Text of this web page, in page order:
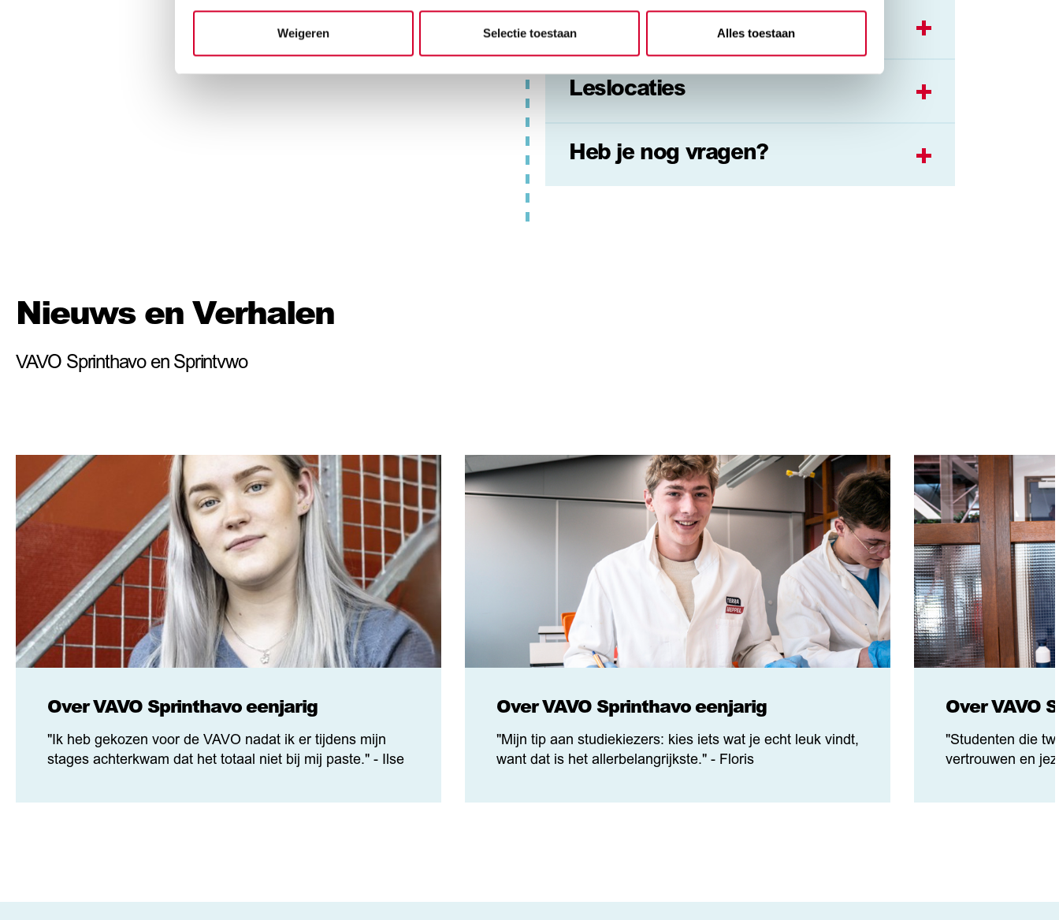
Weigeren Selectie toestaan Alles toestaan
Extra informatie
Leslocaties
Heb je nog vragen?
Nieuws en Verhalen
VAVO Sprinthavo en Sprintvwo
Over VAVO Sprinthavo eenjarig
"Ik heb gekozen voor de VAVO nadat ik er tijdens mijn
stages achterkwam dat het totaal niet bij mij paste." - Ilse
Over VAVO Sprinthavo eenjarig
"Mijn tip aan studiekiezers: kies iets wat je echt leuk vindt,
want dat is het allerbelangrijkste." - Floris
Over VAVO
"Studenten die
vertrouwen en